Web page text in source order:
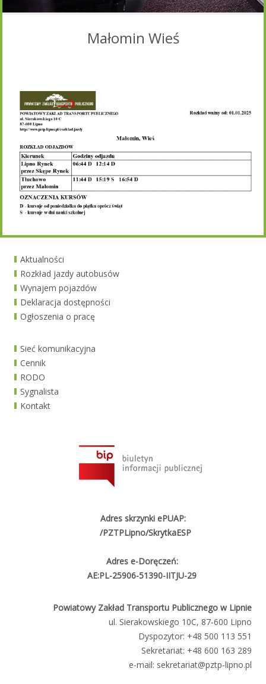
Małomin Wieś
Aktualności
Rozkład jazdy autobusów
Wynajem pojazdów
Deklaracja dostępności
Ogłoszenia o pracę
Sieć komunikacyjna
Cennik
RODO
Sygnalista
Kontakt
Adres skrzynki ePUAP:
/PZTPLipno/SkrytkaESP
Adres e-Doręczeń:
AE:PL-25906-51390-IITJU-29
Powiatowy Zakład Transportu Publicznego w Lipnie
ul. Sierakowskiego 10C, 87‑600 Lipno
Dyspozytor: +48 500 113 551
Sekretariat: +48 600 163 289
e-mail: sekretariat@pztp‑lipno.pl